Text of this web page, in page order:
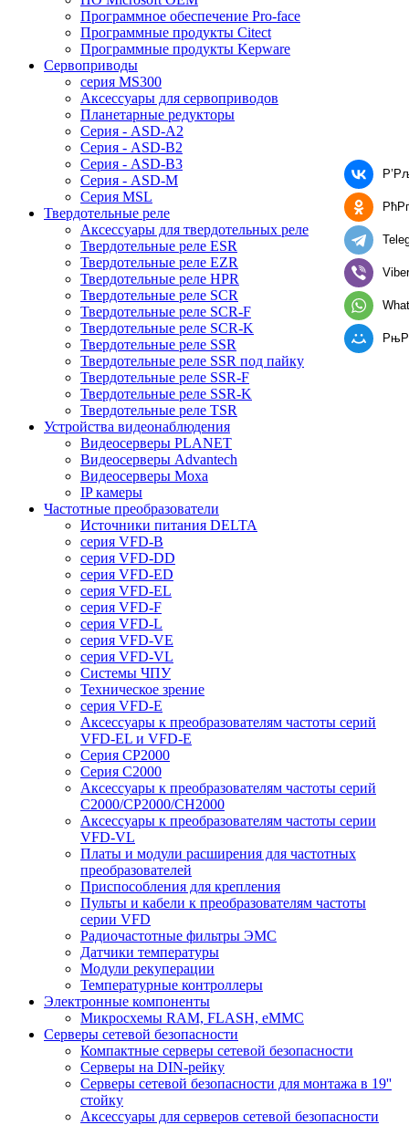
Программное обеспечение Pro-face
Программные продукты Citect
Программные продукты Kepware
Сервоприводы
серия MS300
Аксессуары для сервоприводов
Планетарные редукторы
Серия - ASD-A2
Серия - ASD-B2
Серия - ASD-B3
Серия - ASD-M
Серия MSL
Твердотельные реле
Аксессуары для твердотельных реле
Твердотельные реле ESR
Твердотельные реле EZR
Твердотельные реле HPR
Твердотельные реле SCR
Твердотельные реле SCR-F
Твердотельные реле SCR-K
Твердотельные реле SSR
Твердотельные реле SSR под пайку
Твердотельные реле SSR-F
Твердотельные реле SSR-K
Твердотельные реле TSR
Устройства видеонаблюдения
Видеосерверы PLANET
Видеосерверы Advantech
Видеосерверы Moxa
IP камеры
Частотные преобразователи
Источники питания DELTA
серия VFD-B
серия VFD-DD
серия VFD-ED
серия VFD-EL
серия VFD-F
серия VFD-L
серия VFD-VE
серия VFD-VL
Системы ЧПУ
Техническое зрение
серия VFD-E
Аксессуары к преобразователям частоты серий
VFD-EL и VFD-E
Серия CP2000
Серия C2000
Аксессуары к преобразователям частоты серий
С2000/CP2000/CH2000
Аксессуары к преобразователям частоты серии
VFD-VL
Платы и модули расширения для частотных
преобразователей
Приспособления для крепления
Пульты и кабели к преобразователям частоты
серии VFD
Радиочастотные фильтры ЭМС
Датчики температуры
Модули рекуперации
Температурные контроллеры
Электронные компоненты
Микросхемы RAM, FLASH, eMMC
Серверы сетевой безопасности
Компактные серверы сетевой безопасности
Серверы на DIN-рейку
Серверы сетевой безопасности для монтажа в 19''
стойку
Аксессуары для серверов сетевой безопасности
Viber